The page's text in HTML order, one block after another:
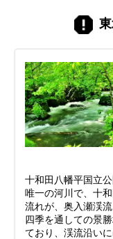
十和田八幡平国立
唯一の河川で、十
流れが、奥入瀬渓
四季を通しての景
ており、渓流沿い